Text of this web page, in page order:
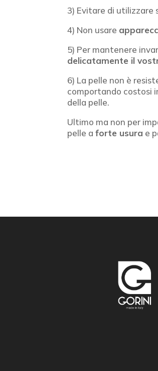
3) Evitare di utilizzare
4) Non usare
5) Per mantenere
delicatamente il
6) La pelle non è
comportando costosi
della pelle.
Ultimo ma non per
pelle aforte usura e